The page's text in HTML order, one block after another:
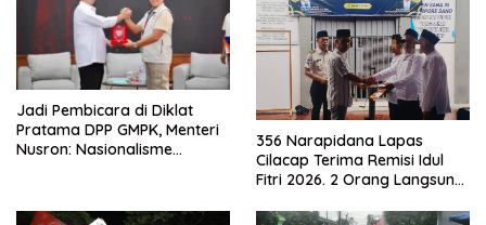
Jadi Pembicara di Diklat
Pratama DPP GMPK, Menteri
Nusron: Nasionalisme
356 Narapidana Lapas
Cilacap Terima Remisi Idul
Fitri 2026. 2 Orang Langsung